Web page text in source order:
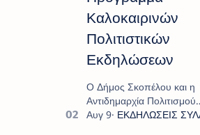
Καλοκαιρινών
Πολιτιστικών
Εκδηλώσεων
Ο Δήμος Σκοπέλου και η
Αντιδημαρχία Πολιτισμού
παρουσιάζουν το